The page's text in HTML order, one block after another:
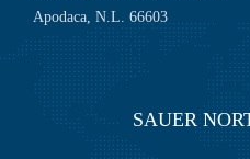
Apodaca, N.L. 66603
SAUER